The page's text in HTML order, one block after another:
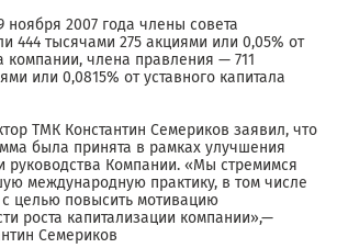
ноября 2007 года члены совета
444 тысячами 275 акциями или 0,05% от
компании, члена правления — 711
или 0,0815% от уставного капитала
ТМК Константин Семериков заявил, что
была принята в рамках улучшения
руководства Компании. «Мы стремимся
международную практику, в том числе
целью повысить мотивацию
роста капитализации компании»,—
Семериков